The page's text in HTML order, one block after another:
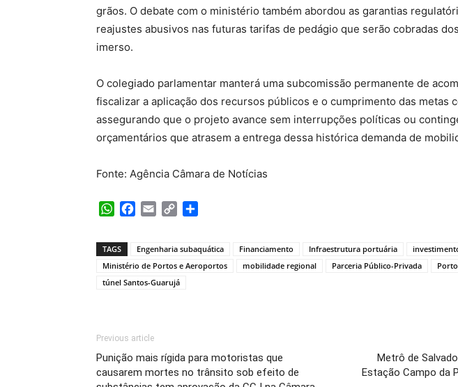
grãos. O debate com o ministério também abordou as garantias
reajustes abusivos nas futuras tarifas de pedágio que serão cobradas
imerso.
O colegiado parlamentar manterá uma subcomissão permanente de
fiscalizar a aplicação dos recursos públicos e o cumprimento das metas
assegurando que o projeto avance sem interrupções políticas ou
orçamentários que atrasem a entrega dessa histórica demanda de
Fonte: Agência Câmara de Notícias
WhatsApp
Facebook
Email Copy
TAGS Engenharia subaquática Financiamento Infraestrutura portuária
Ministério de Portos e Aeroportos
mobilidade regional Parceria Público-Privada
túnel Santos-Guarujá
Previous article
Punição mais rígida para motoristas que
causarem mortes no trânsito sob efeito de
Metrô de
Estação Campo da